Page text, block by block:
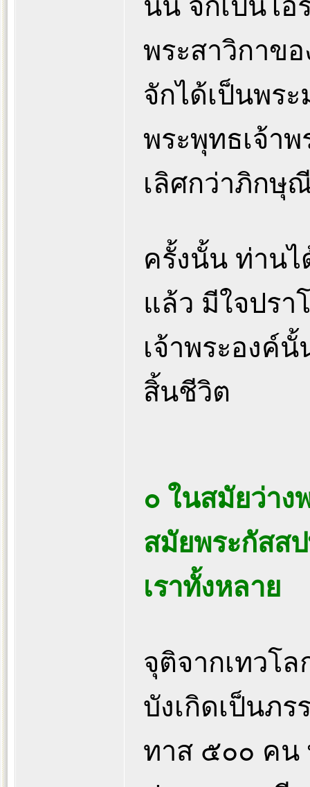
นั้น จักเป็นโอ
พระสาวิกาข
จักได้เป็นพร
พระพุทธเจ้า
เลิศกว่าภิกษุ
ครั้งนั้น ท่าน
แล้ว มีใจปรา
เจ้าพระองค์
สิ้นชีวิต
๐ ในสมัยว่าง
สมัยพระกัสส
เราทั้งหลาย
จุติจากเทวโ
บังเกิดเป็นภ
ทาส ๕๐๐ คน